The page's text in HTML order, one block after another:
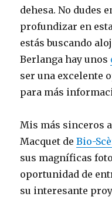
dehesa. No dudes
profundizar en
estás buscando
Berlanga hay unos
ser una excelente
para más
Mis más sinceros
Macquet deBio-
sus magníficas
oportunidad de
su interesante